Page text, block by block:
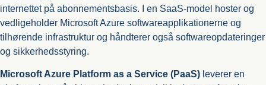
internettet på abonnementsbasis. I en SaaS-model hoster og
vedligeholder Microsoft Azure softwareapplikationerne og
tilhørende infrastruktur og håndterer også softwareopdateringer
og sikkerhedsstyring.
Microsoft Azure Platform as a Service (PaaS) leverer en